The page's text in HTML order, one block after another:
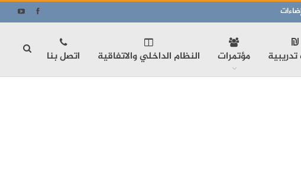
مؤتمرات النظام الداخلي والاتفاقية اتصل بنا